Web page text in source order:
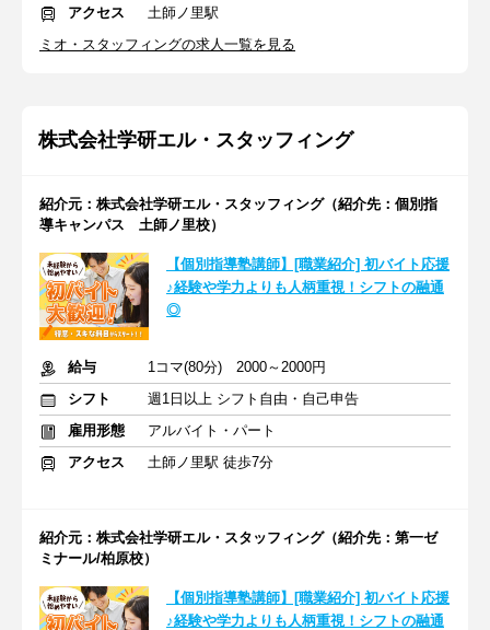
アクセス
土師ノ里駅
ミオ・スタッフィングの求人一覧を見る
株式会社学研エル・スタッフィング
紹介元：株式会社学研エル・スタッフィング（紹介先：個別指
導キャンパス 土師ノ里校）
【個別指導塾講師】[職業紹介] 初バイト応援
♪経験や学力よりも人柄重視！シフトの融通
◎
給与
1コマ(80分) 2000～2000円
シフト
週1日以上 シフト自由・自己申告
雇用形態
アルバイト・パート
アクセス
土師ノ里駅 徒歩7分
紹介元：株式会社学研エル・スタッフィング（紹介先：第一ゼ
ミナール/柏原校）
【個別指導塾講師】[職業紹介] 初バイト応援
♪経験や学力よりも人柄重視！シフトの融通